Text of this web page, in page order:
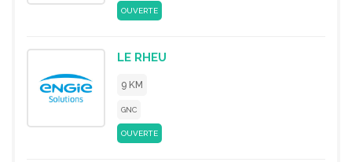
OUVERTE
LE RHEU
9 KM
GNC
OUVERTE